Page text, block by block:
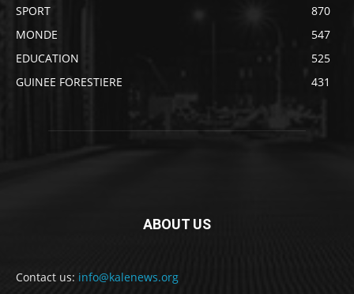
SPORT
870
MONDE
547
EDUCATION
525
GUINEE FORESTIERE
431
ABOUT US
Contact us: info@kalenews.org